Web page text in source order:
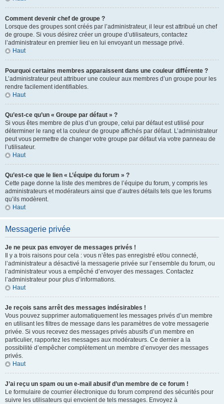
Comment devenir chef de groupe ?
Lorsque des groupes sont créés par l’administrateur, il leur est attribué un chef
de groupe. Si vous désirez créer un groupe d’utilisateurs, contactez
l’administrateur en premier lieu en lui envoyant un message privé.
Haut
Pourquoi certains membres apparaissent dans une couleur différente ?
L’administrateur peut attribuer une couleur aux membres d’un groupe pour les
rendre facilement identifiables.
Haut
Qu’est-ce qu’un « Groupe par défaut » ?
Si vous êtes membre de plus d’un groupe, celui par défaut est utilisé pour
déterminer le rang et la couleur de groupe affichés par défaut. L’administrateur
peut vous permettre de changer votre groupe par défaut via votre panneau de
l’utilisateur.
Haut
Qu’est-ce que le lien « L’équipe du forum » ?
Cette page donne la liste des membres de l’équipe du forum, y compris les
administrateurs et modérateurs ainsi que d’autres détails tels que les forums
qu’ils modèrent.
Haut
Messagerie privée
Je ne peux pas envoyer de messages privés !
Il y a trois raisons pour cela : vous n’êtes pas enregistré et/ou connecté,
l’administrateur a désactivé la messagerie privée sur l’ensemble du forum, ou
l’administrateur vous a empêché d’envoyer des messages. Contactez
l’administrateur pour plus d’informations.
Haut
Je reçois sans arrêt des messages indésirables !
Vous pouvez supprimer automatiquement les messages privés d’un membre
en utilisant les filtres de message dans les paramètres de votre messagerie
privée. Si vous recevez des messages privés abusifs d’un membre en
particulier, rapportez les messages aux modérateurs. Ce dernier a la
possibilité d’empêcher complètement un membre d’envoyer des messages
privés.
Haut
J’ai reçu un spam ou un e-mail abusif d’un membre de ce forum !
Le formulaire de courrier électronique du forum comprend des sécurités pour
suivre les utilisateurs qui envoient de tels messages. Envoyez à